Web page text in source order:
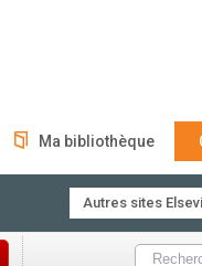
Ma bibliothèque
Autres sites